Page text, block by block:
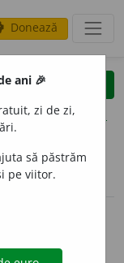
Donează
clear
opțiuni
ani 🎉
zi de zi,
să păstrăm
pe viitor.